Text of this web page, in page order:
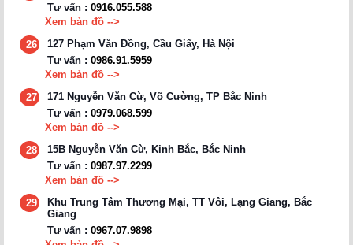
Tư vấn : 0916.055.588
Xem bản đồ -->
26
127 Phạm Văn Đồng, Cầu Giấy, Hà Nội
Tư vấn : 0986.91.5959
Xem bản đồ -->
27
171 Nguyễn Văn Cừ, Võ Cường, TP Bắc Ninh
Tư vấn : 0979.068.599
Xem bản đồ -->
28
15B Nguyễn Văn Cừ, Kinh Bắc, Bắc Ninh
Tư vấn : 0987.97.2299
Xem bản đồ -->
29
Khu Trung Tâm Thương Mại, TT Vôi, Lạng Giang, Bắc
Giang
Tư vấn : 0967.07.9898